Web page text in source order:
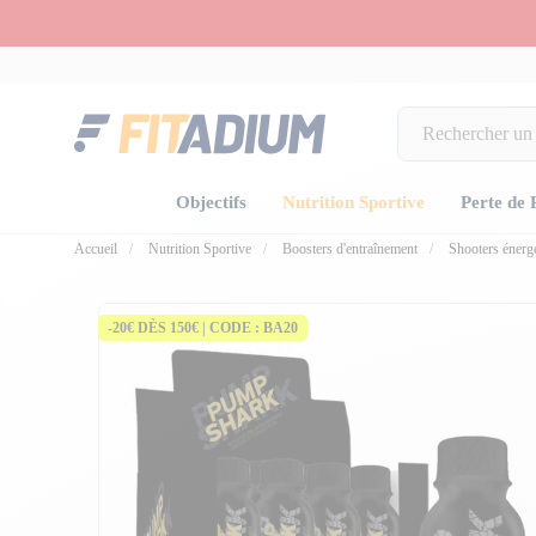
Objectifs Nutrition Sportive Perte de
Accueil Nutrition Sportive Boosters d'entraînement Shooters
-20€ DÈS 150€ | CODE : BA20